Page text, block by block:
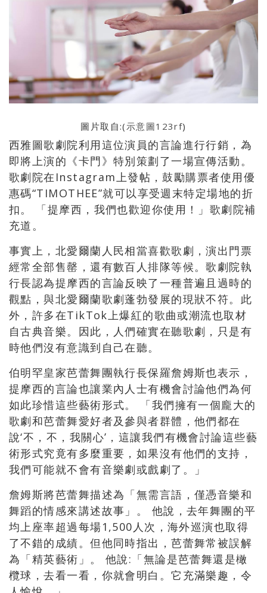
圖片取自:( 示意圖123rf)
西雅圖歌劇院利用這位演員的言論進行行銷，為
即將上演的《卡門》特別策劃了一場宣傳活動。
歌劇院在Instagram上發帖，鼓勵購票者使用優
惠碼“TIMOTHEE”就可以享受週末特定場地的折
扣。 「提摩西，我們也歡迎你使用！」歌劇院補
充道。
事實上，北愛爾蘭人民相當喜歡歌劇，演出門票
經常全部售罄，還有數百人排隊等候。歌劇院執
行長認為提摩西的言論反映了一種普遍且過時的
觀點，與北愛爾蘭歌劇蓬勃發展的現狀不符。此
外，許多在TikTok上爆紅的歌曲或潮流也取材
自古典音樂。因此，人們確實在聽歌劇，只是有
時他們沒有意識到自己在聽。
伯明罕皇家芭蕾舞團執行長保羅詹姆斯也表示，
提摩西的言論也讓業內人士有機會討論他們為何
如此珍惜這些藝術形式。
「我們擁有一個龐大的
歌劇和芭蕾舞愛好者及參與者群體，他們都在
說‘不，不，我關心’，這讓我們有機會討論這些藝
術形式究竟有多麼重要，如果沒有他們的支持，
我們可能就不會有音樂劇或戲劇了。」
詹姆斯將芭蕾舞描述為「無需言語，僅憑音樂和
舞蹈的情感來講述故事」。 他說，去年舞團的平
均上座率超過每場1,500人次，海外巡演也取得
了不錯的成績。但他同時指出，芭蕾舞常被誤解
為「精英藝術」。 他說: 「無論是芭蕾舞還是橄
欖球，去看一看，你就會明白。它充滿樂趣，令